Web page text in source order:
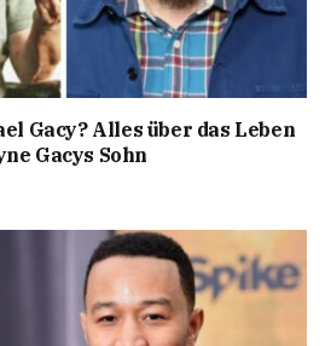
Gacy? Alles über das Leben
Gacys Sohn